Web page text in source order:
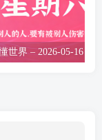
世界 – 2026-05-16